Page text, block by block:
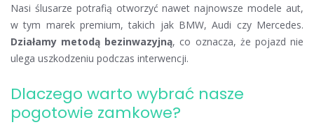
Nasi ślusarze potrafią otworzyć nawet najnowsze modele aut,
w tym marek premium, takich jak BMW, Audi czy Mercedes.
Działamy metodą bezinwazyjną, co oznacza, że pojazd nie
ulega uszkodzeniu podczas interwencji.
Dlaczego warto wybrać nasze
pogotowie zamkowe?